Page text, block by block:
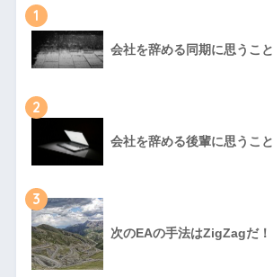
1
会社を辞める同期に思うこと
2
会社を辞める後輩に思うこと
3
次のEAの手法はZigZagだ！